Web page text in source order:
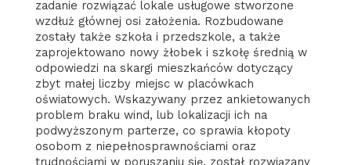
zadanie rozwiązać lokale usługowe stworzone
wzdłuż głównej osi założenia. Rozbudowane
zostały także szkoła i przedszkole, a także
zaprojektowano nowy żłobek i szkołę średnią w
odpowiedzi na skargi mieszkańców dotyczący
zbyt małej liczby miejsc w placówkach
oświatowych. Wskazywany przez ankietowanych
problem braku wind, lub lokalizacji ich na
podwyższonym parterze, co sprawia kłopoty
osobom z niepełnosprawnościami oraz
trudnościami w poruszaniu się, został rozwiązany